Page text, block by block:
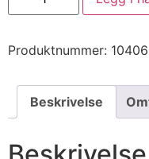
Produktnummer:
Beskrivelse